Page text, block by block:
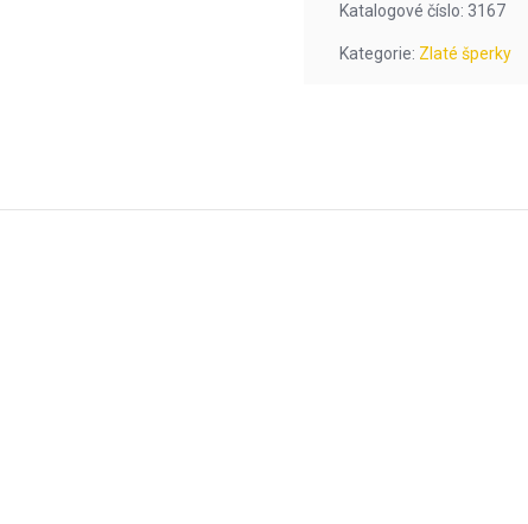
Katalogové číslo: 3167
Kategorie: Zlaté šperky